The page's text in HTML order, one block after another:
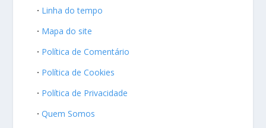
Linha do tempo
Mapa do site
Política de Comentário
Política de Cookies
Política de Privacidade
Quem Somos